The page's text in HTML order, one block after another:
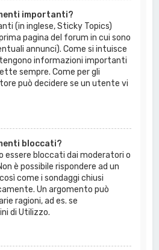
importanti?
(in inglese, Sticky Topics)
pagina del forum in cui sono
annunci). Come si intuisce
informazioni importanti
sempre. Come per gli
può decidere se un utente vi
bloccati?
essere bloccati dai moderatori o
è possibile rispondere ad un
come i sondaggi chiusi
Un argomento può
ragioni, ad es. se
di Utilizzo.